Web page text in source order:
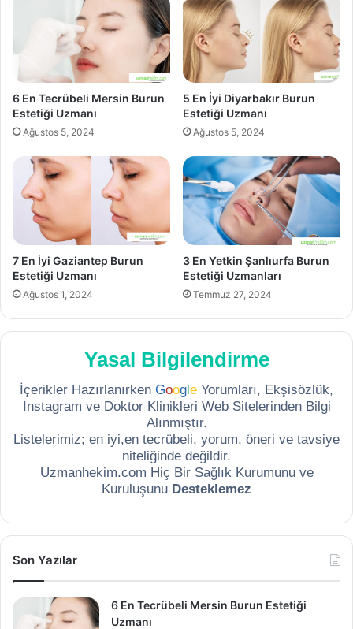
6 En Tecrübeli Mersin Burun
Estetiği Uzmanı
Ağustos 5, 2024
5 En İyi Diyarbakır Burun
Estetiği Uzmanı
Ağustos 5, 2024
7 En İyi Gaziantep Burun
Estetiği Uzmanı
Ağustos 1, 2024
3 En Yetkin Şanlıurfa Burun
Estetiği Uzmanları
Temmuz 27, 2024
Yasal Bilgilendirme
İçerikler Hazırlanırken Goog e Yorumları, Ekşisözlük,
Instagram ve Doktor Klinikleri Web Sitelerinden Bilgi
Alınmıştır.
Listelerimiz; en iyi,en tecrübeli, yorum, öneri ve tavsiye
niteliğinde değildir.
Uzmanhekim.com Hiç Bir Sağlık Kurumunu ve
Kuruluşunu Desteklemez
Son Yazılar
6 En Tecrübeli Mersin Burun Estetiği
Uzmanı